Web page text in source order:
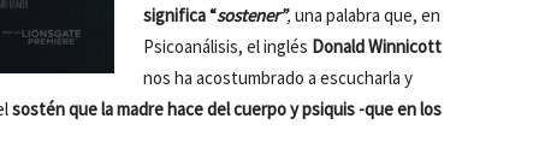
significa “sostener”, una palabra que, en
Psicoanálisis, el inglés Donald Winnicott
nos ha acostumbrado a escucharla y
sostén que la madre hace del cuerpo y psiquis -que en los